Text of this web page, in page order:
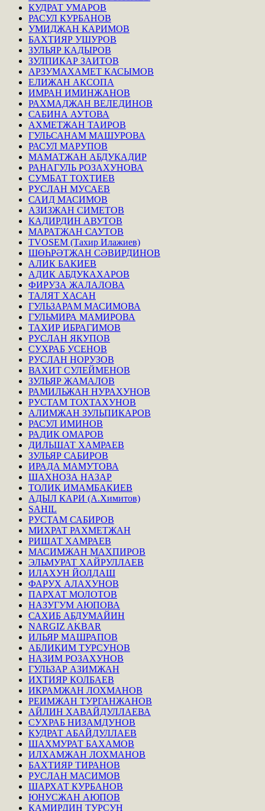
КУДРАТ УМАРОВ
РАСУЛ КУРБАНОВ
УМИДЖАН КАРИМОВ
БАХТИЯР УШУРОВ
ЗУЛЬЯР КАДЫРОВ
ЗУЛПИКАР ЗАИТОВ
АРЗУМАХАМЕТ КАСЫМОВ
ЕЛИЖАН АКСОПА
ИМРАН ИМИНЖАНОВ
РАХМАДЖАН ВЕЛЕДИНОВ
САБИНА АУТОВА
АХМЕТЖАН ТАИРОВ
ГУЛЬСАНАМ МАШУРОВА
РАСУЛ МАРУПОВ
МАМАТЖАН АБДУКАДИР
РАНАГУЛЬ РОЗАХУНОВА
СУМБАТ ТОХТИЕВ
РУСЛАН МУСАЕВ
САИД МАСИМОВ
АЗИЗЖАН СИМЕТОВ
КАДИРДИН АВУТОВ
МАРАТЖАН САУТОВ
TVOSEM (Тахир Илажиев)
ШӨҺРӘТЖАН СӘВИРДИНОВ
АЛИК БАКИЕВ
АДИК АБДУКАХАРОВ
ФИРУЗА ЖАЛАЛОВА
ТАЛЯТ ХАСАН
ГУЛЬЗАРАМ МАСИМОВА
ГУЛЬМИРА МАМИРОВА
ТАХИР ИБРАГИМОВ
РУСЛАН ЯКУПОВ
СУХРАБ УСЕНОВ
РУСЛАН НОРУЗОВ
ВАХИТ СУЛЕЙМЕНОВ
ЗУЛЬЯР ЖАМАЛОВ
РАМИЛЬЖАН НУРАХУНОВ
РУСТАМ ТОХТАХУНОВ
АЛИМЖАН ЗУЛЬПИКАРОВ
РАСУЛ ИМИНОВ
РАДИК ОМАРОВ
ДИЛЬШАТ ХАМРАЕВ
ЗУЛЬЯР САБИРОВ
ИРАДА МАМУТОВА
ШАХНОЗА НАЗАР
ТОЛИК ИМАМБАКИЕВ
АДЫЛ КАРИ (А.Химитов)
SAHIL
РУСТАМ САБИРОВ
МИХРАТ РАХМЕТЖАН
РИШАТ ХАМРАЕВ
МАСИМЖАН МАХПИРОВ
ЭЛЬМУРАТ ХАЙРУЛЛАЕВ
ИЛАХУН ЙОЛДАШ
ФАРУХ АЛАХУНОВ
ПАРХАТ МОЛОТОВ
НАЗУГУМ АЮПОВА
САХИБ АБДУМАЙИН
NARGIZ AKBAR
ИЛЬЯР МАШРАПОВ
АБЛИКИМ ТУРСУНОВ
НАЗИМ РОЗАХУНОВ
ГУЛЬЗАР АЗИМЖАН
ИХТИЯР КОЛБАЕВ
ИКРАМЖАН ЛОХМАНОВ
РЕИМЖАН ТУРГАНЖАНОВ
АЙЛИН ХАВАЙДУЛЛАЕВА
СУХРАБ НИЗАМДУНОВ
КУДРАТ АБАЙДУЛЛАЕВ
ШАХМУРАТ БАХАМОВ
ИЛХАМЖАН ЛОХМАНОВ
БАХТИЯР ТИРАНОВ
РУСЛАН МАСИМОВ
ШАРХАТ КУРБАНОВ
ЮНУСЖАН АЮПОВ
КАМИРДИН ТУРСУН